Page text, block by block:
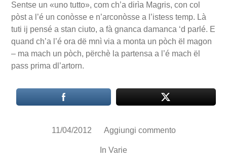
Sentse un «uno tutto», com ch’a dirìa Magris, con col
pòst a l’é un conòsse e n’arconòsse a l’istess temp. Là
tuti ij pensé a stan ciuto, a fà gnanca damanca ‘d parlé. E
quand ch’a l’é ora dë mnì via a monta un pòch ël magon
– ma mach un pòch, përchè la partensa a l’é mach ël
pass prima dl’artorn.
11/04/2012 Aggiungi commento
In Varie